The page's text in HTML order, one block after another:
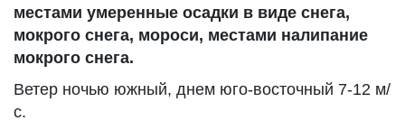
местами умеренные осадки в виде снега,
мокрого снега, мороси, местами налипание
мокрого снега.
Ветер ночью южный, днем юго-восточный 7-12 м/
с.